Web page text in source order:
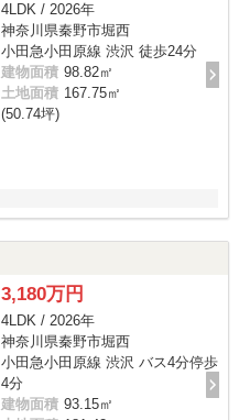
4LDK / 2026年
神奈川県秦野市堀西
小田急小田原線 渋沢 徒歩24分
建物面積 98.82㎡
土地面積 167.75㎡
(50.74坪)
3,180万円
4LDK / 2026年
神奈川県秦野市堀西
小田急小田原線 渋沢 バス4分停歩
4分
建物面積 93.15㎡